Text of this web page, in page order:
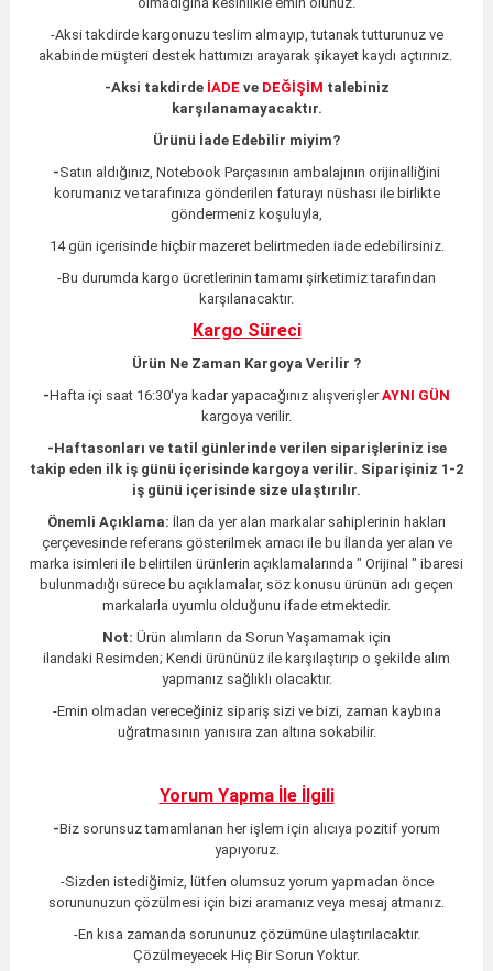
-Aksi takdirde kargonuzu teslim almayıp, tutanak tutturunuz ve
akabinde müşteri destek hattımızı arayarak şikayet kaydı açtırınız.
-Aksi takdirde İADE ve DEĞİŞİM talebiniz
karşılanamayacaktır.
Ürünü İade Edebilir miyim?
-Satın aldığınız, Notebook Parçasının ambalajının orijinalliğini
korumanız ve tarafınıza gönderilen faturayı nüshası ile birlikte
göndermeniz koşuluyla,
14 gün içerisinde hiçbir mazeret belirtmeden iade edebilirsiniz.
-Bu durumda kargo ücretlerinin tamamı şirketimiz tarafından
karşılanacaktır.
Kargo Süreci
Ürün Ne Zaman Kargoya Verilir ?
-Hafta içi saat 16:30'ya kadar yapacağınız alışverişler AYNI GÜN
kargoya verilir.
-Haftasonları ve tatil günlerinde verilen siparişleriniz ise
takip eden ilk iş günü içerisinde kargoya verilir. Siparişiniz 1-2
iş günü içerisinde size ulaştırılır.
Önemli Açıklama: İlan da yer alan markalar sahiplerinin hakları
çerçevesinde referans gösterilmek amacı ile bu İlanda yer alan ve
marka isimleri ile belirtilen ürünlerin açıklamalarında " Orijinal " ibaresi
bulunmadığı sürece bu açıklamalar, söz konusu ürünün adı geçen
markalarla uyumlu olduğunu ifade etmektedir.
Not: Ürün alımların da Sorun Yaşamamak için
ilandaki Resimden; Kendi ürününüz ile karşılaştırıp o şekilde alım
yapmanız sağlıklı olacaktır.
-Emin olmadan vereceğiniz sipariş sizi ve bizi, zaman kaybına
uğratmasının yanısıra zan altına sokabilir.
Yorum Yapma İle İlgili
-Biz sorunsuz tamamlanan her işlem için alıcıya pozitif yorum
yapıyoruz.
-Sizden istediğimiz, lütfen olumsuz yorum yapmadan önce
sorununuzun çözülmesi için bizi aramanız veya mesaj atmanız.
-En kısa zamanda sorununuz çözümüne ulaştırılacaktır.
Çözülmeyecek Hiç Bir Sorun Yoktur.